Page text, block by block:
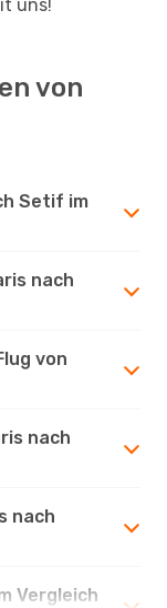
uns!
von
Setif im
nach
von
nach
nach
Vergleich